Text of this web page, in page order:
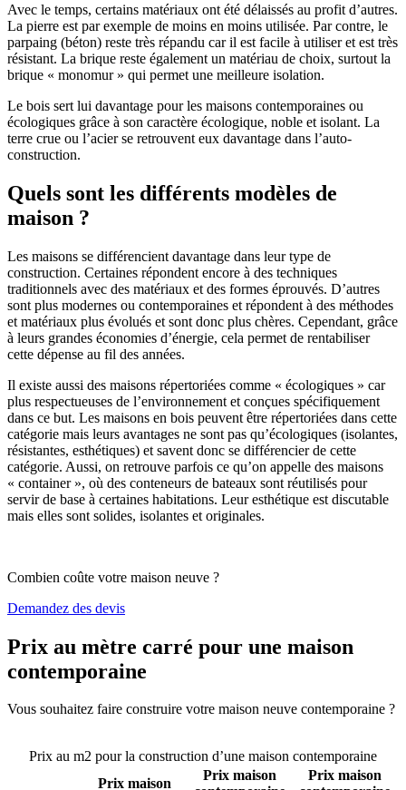
Avec le temps, certains matériaux ont été délaissés au profit d’autres.
La pierre est par exemple de moins en moins utilisée. Par contre, le
parpaing (béton) reste très répandu car il est facile à utiliser et est très
résistant. La brique reste également un matériau de choix, surtout la
brique « monomur » qui permet une meilleure isolation.
Le bois sert lui davantage pour les maisons contemporaines ou
écologiques grâce à son caractère écologique, noble et isolant. La
terre crue ou l’acier se retrouvent eux davantage dans l’auto-
construction.
Quels sont les différents modèles de
maison ?
Les maisons se différencient davantage dans leur type de
construction. Certaines répondent encore à des techniques
traditionnels avec des matériaux et des formes éprouvés. D’autres
sont plus modernes ou contemporaines et répondent à des méthodes
et matériaux plus évolués et sont donc plus chères. Cependant, grâce
à leurs grandes économies d’énergie, cela permet de rentabiliser
cette dépense au fil des années.
Il existe aussi des maisons répertoriées comme « écologiques » car
plus respectueuses de l’environnement et conçues spécifiquement
dans ce but. Les maisons en bois peuvent être répertoriées dans cette
catégorie mais leurs avantages ne sont pas qu’écologiques (isolantes,
résistantes, esthétiques) et savent donc se différencier de cette
catégorie. Aussi, on retrouve parfois ce qu’on appelle des maisons
« container », où des conteneurs de bateaux sont réutilisés pour
servir de base à certaines habitations. Leur esthétique est discutable
mais elles sont solides, isolantes et originales.
Combien coûte votre maison neuve ?
Demandez des devis
Prix au mètre carré pour une maison
contemporaine
Vous souhaitez faire construire votre maison neuve contemporaine ?
Prix au m2 pour la construction d’une maison contemporaine
Prix maison
Prix maison
Prix maison